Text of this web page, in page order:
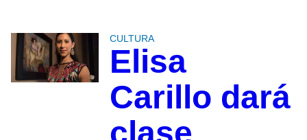
CULTURA
Elisa
Carillo dará
clase